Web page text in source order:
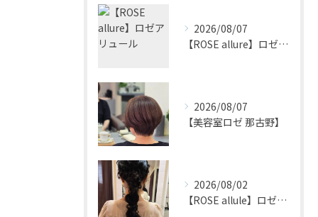
2026/08/07
【ROSE allure】ロゼアリュール
2026/08/07
【美容室ロゼ 那古野】
2026/08/02
【ROSE allule】ロゼアリュール